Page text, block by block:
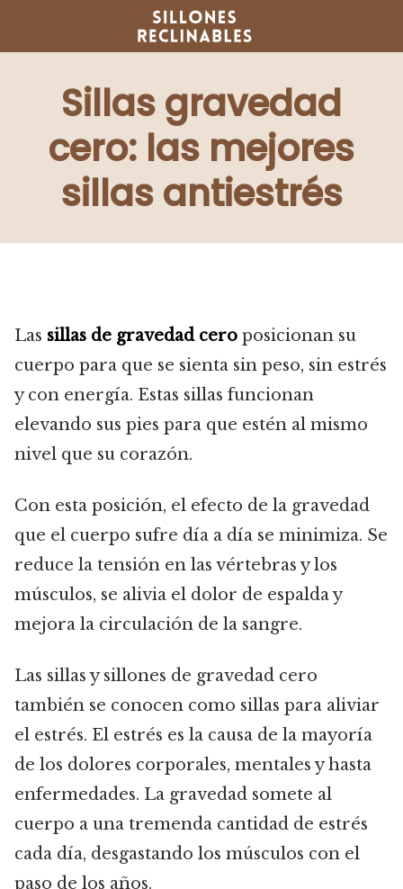
contenido
Sillas gravedad
cero: las mejores
sillas antiestrés
Las sillas de gravedad cero posicionan su
cuerpo para que se sienta sin peso, sin estrés
y con energía. Estas sillas funcionan
elevando sus pies para que estén al mismo
nivel que su corazón.
Con esta posición, el efecto de la gravedad
que el cuerpo sufre día a día se minimiza. Se
reduce la tensión en las vértebras y los
músculos, se alivia el dolor de espalda y
mejora la circulación de la sangre.
Las sillas y sillones de gravedad cero
también se conocen como sillas para aliviar
el estrés. El estrés es la causa de la mayoría
de los dolores corporales, mentales y hasta
enfermedades. La gravedad somete al
cuerpo a una tremenda cantidad de estrés
cada día, desgastando los músculos con el
paso de los años.